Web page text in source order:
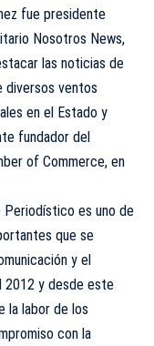
fue presidente
Nosotros News,
las noticias de
diversos ventos
en el Estado y
fundador del
of Commerce, en
es uno de
que se
y el
2012 y desde este
la labor de los
con la